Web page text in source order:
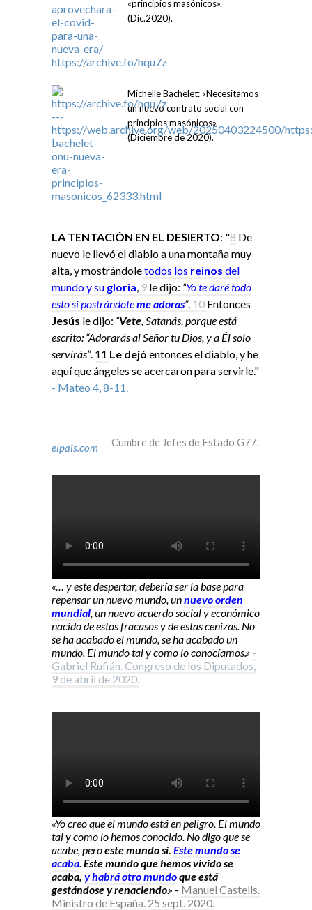
«principios masónicos».
(Dic.2020).
Michelle Bachelet: «Necesitamos
un nuevo contrato social con
principios masónicos».
(Diciembre de 2020).
LA TENTACIÓN EN EL DESIERTO: "8 De
nuevo le llevó el diablo a una montaña muy
alta, y mostrándoletodos los reinos del
mundo y su gloria 9 le dijo: “Yote daré todo
esto sipostrándoteme adoras”. 10 Entonces
Jesús le dijo: “Vete , Satanás, porque está
escrito: “Adorarás al Señor tu Dios, y a Él solo
servirás”. 11 Le dejó entonces el diablo, y he
aquí que ángeles se acercaron para servirle."
- Mateo 4, 8-11.
elpais.com Cumbre de Jefes de Estado G77.
«… y este despertar, debería ser la base para
repensar un nuevo mundo, unnuevo orden
mundial , un nuevo acuerdo social y económico
nacido de estos fracasos y de estas cenizas. No
se ha acabado el mundo, se ha acabado un
mundo. El mundo tal y como lo conocíamos.» -
Gabriel Rufián. Congreso de los Diputados,
9 de abril de 2020.
«Yo creo que el mundo está en peligro. El mundo
tal y como lo hemos conocido. No digo que se
acabe, peroeste mundo sí. Este mundo se
acaba Este mundo que hemos vivido se
acaba, y habrá otro mundoque está
gestándose y renaciendo.» - Manuel Castells.
Ministro de España. 25 sept. 2020.